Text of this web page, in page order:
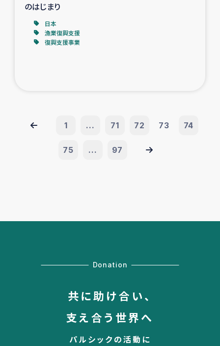
のはじまり
日本
漁業復興支援
復興支援事業
1 ... 71 72 73 74
75 ... 97
Donation
共に助け合い、
支え合う世界へ
パルシックの活動に